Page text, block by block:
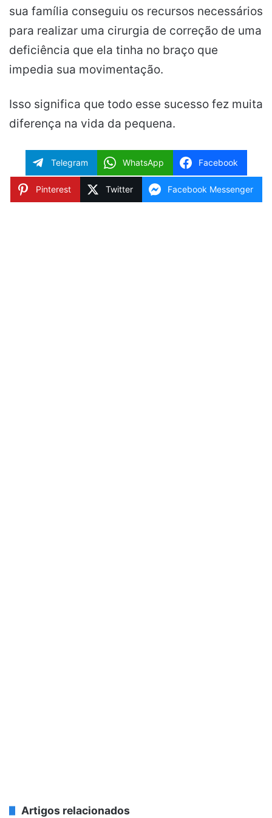
sua família conseguiu os recursos necessários
para realizar uma cirurgia de correção de uma
deficiência que ela tinha no braço que
impedia sua movimentação.
Isso significa que todo esse sucesso fez muita
diferença na vida da pequena.
Telegram WhatsApp Facebook
Pinterest Twitter Facebook Messenger
Artigos relacionados